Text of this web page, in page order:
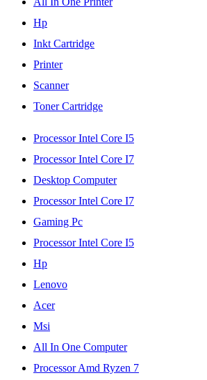
Hp
Inkt Cartridge
Printer
Scanner
Toner Cartridge
Processor Intel Core I5
Processor Intel Core I7
Desktop Computer
Processor Intel Core I7
Gaming Pc
Processor Intel Core I5
Hp
Lenovo
Acer
Msi
All In One Computer
Processor Amd Ryzen 7